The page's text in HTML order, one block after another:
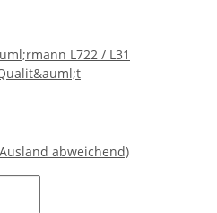
L722 / L31
abweichend)